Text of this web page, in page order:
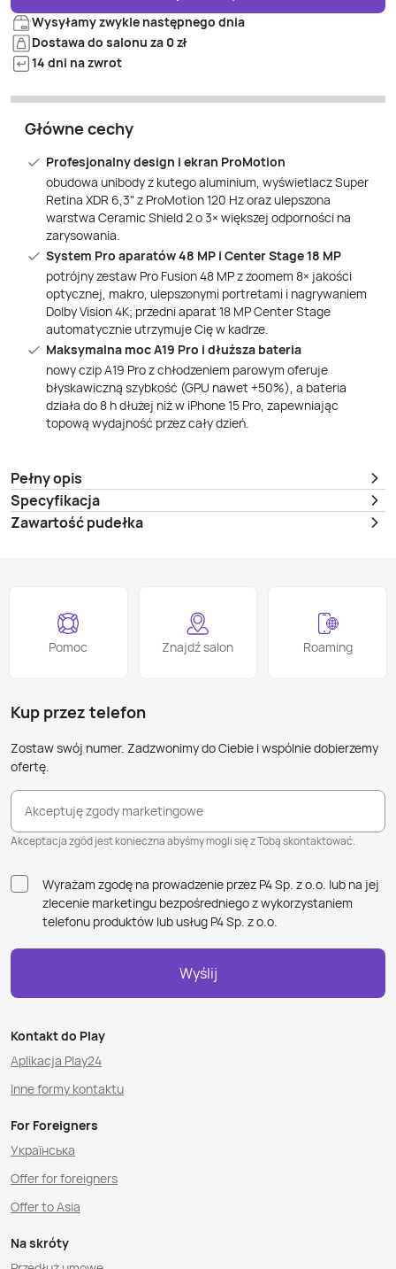
Wysyłamy zwykle następnego dnia
Dostawa do salonu za 0 zł
14 dni na zwrot
Główne cechy
Profesjonalny design i ekran ProMotion
obudowa unibody z kutego aluminium, wyświetlacz Super
Retina XDR 6,3" z ProMotion 120 Hz oraz ulepszona
warstwa Ceramic Shield 2 o 3× większej odporności na
zarysowania.
System Pro aparatów 48 MP i Center Stage 18 MP
potrójny zestaw Pro Fusion 48 MP z zoomem 8× jakości
optycznej, makro, ulepszonymi portretami i nagrywaniem
Dolby Vision 4K; przedni aparat 18 MP Center Stage
automatycznie utrzymuje Cię w kadrze.
Maksymalna moc A19 Pro i dłuższa bateria
nowy czip A19 Pro z chłodzeniem parowym oferuje
błyskawiczną szybkość (GPU nawet +50%), a bateria
działa do 8 h dłużej niż w iPhone 15 Pro, zapewniając
topową wydajność przez cały dzień.
Pełny opis
Specyfikacja
Zawartość pudełka
Pomoc Znajdź salon Roaming
Kup przez telefon
Zostaw swój numer. Zadzwonimy do Ciebie i wspólnie dobierzemy
ofertę.
Akceptuję zgody marketingowe
Akceptacja zgód jest konieczna abyśmy mogli się z Tobą skontaktować.
Wyrażam zgodę na prowadzenie przez P4 Sp. z o.o. lub na jej
zlecenie marketingu bezpośredniego z wykorzystaniem
telefonu produktów lub usług P4 Sp. z o.o.
Wyślij
Kontakt do Play
Aplikacja Play24
Inne formy kontaktu
For Foreigners
Українська
Offer for foreigners
Offer to Asia
Na skróty